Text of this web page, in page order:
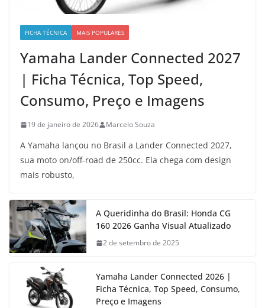
FICHA TÉCNICA MAIS POPULARES
Yamaha Lander Connected 2027
| Ficha Técnica, Top Speed,
Consumo, Preço e Imagens
19 de janeiro de 2026 Marcelo Souza
A Yamaha lançou no Brasil a Lander Connected 2027,
sua moto on/off-road de 250cc. Ela chega com design
mais robusto,
A Queridinha do Brasil: Honda CG
160 2026 Ganha Visual Atualizado
2 de setembro de 2025
Yamaha Lander Connected 2026 |
Ficha Técnica, Top Speed, Consumo,
Preço e Imagens